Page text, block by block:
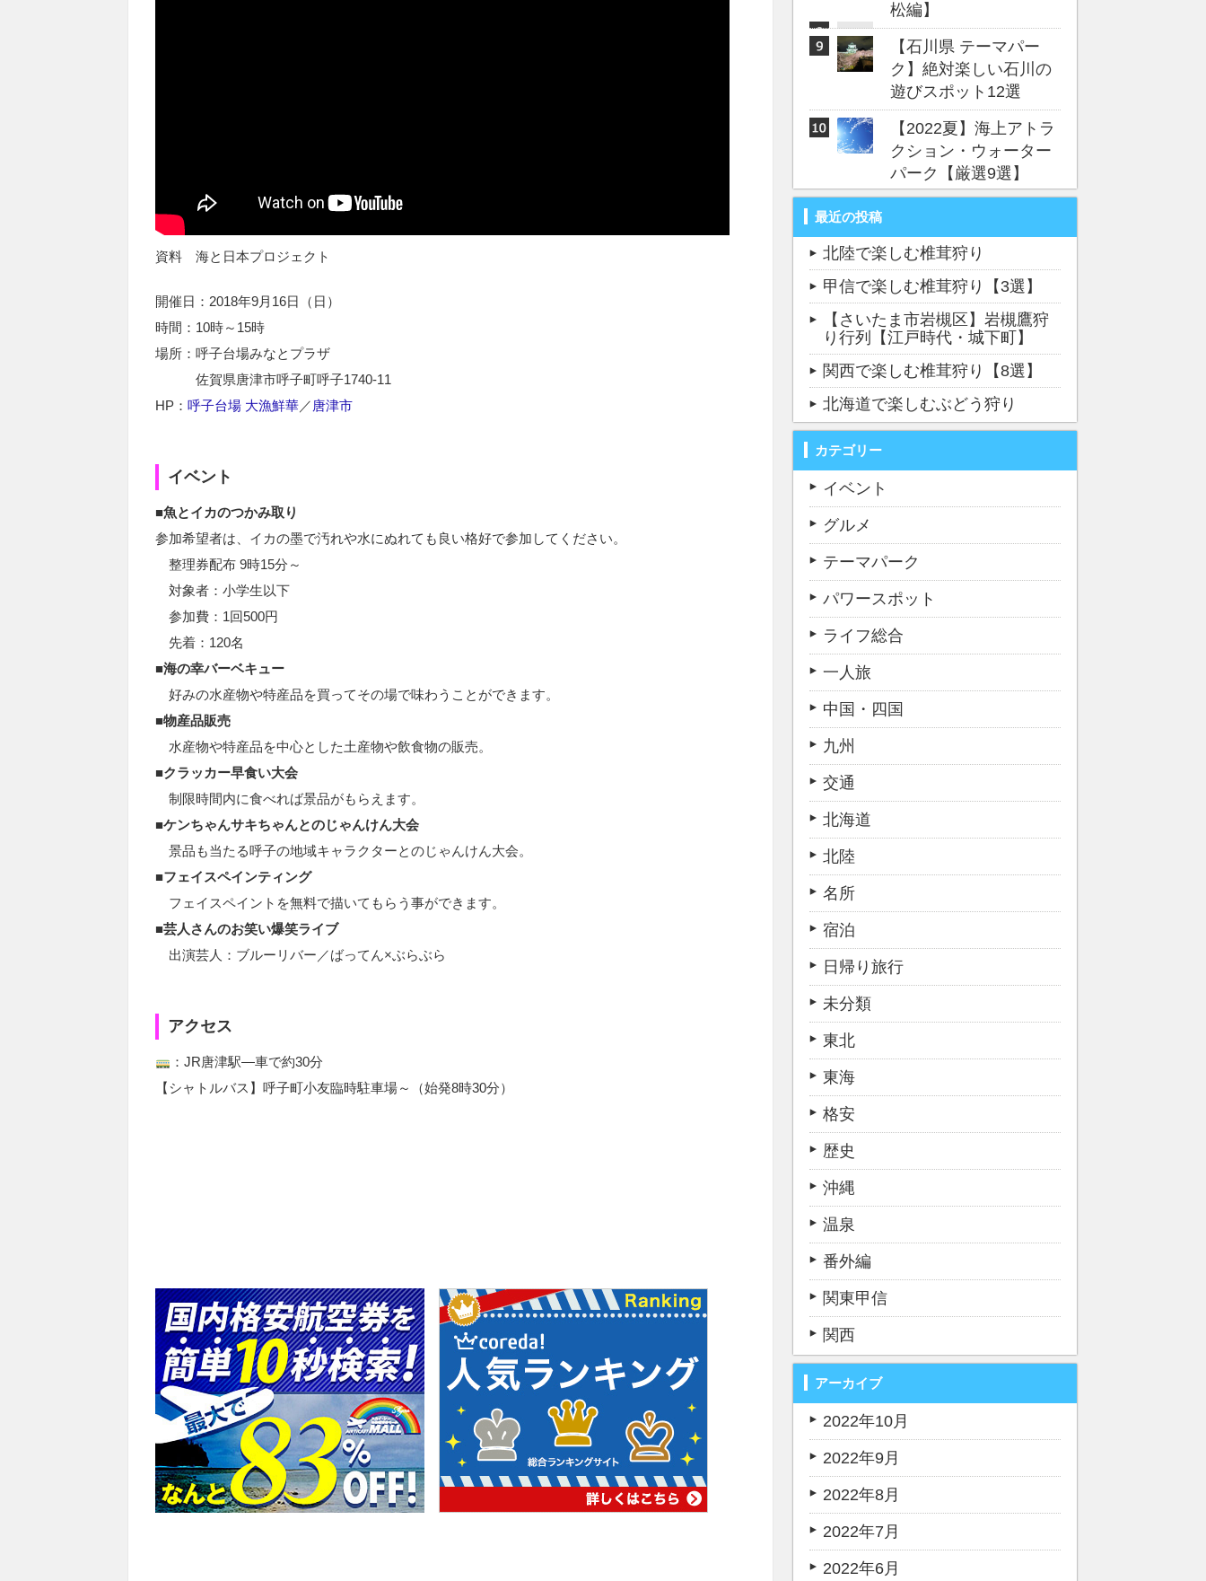
資料 海と日本プロジェクト
開催日：2018年9月16日（日）
時間：10時～15時
場所：呼子台場みなとプラザ
佐賀県唐津市呼子町呼子1740-11
HP： 呼子台場 大漁鮮華／ 唐津市
イベント
■魚とイカのつかみ取り
参加希望者は、イカの墨で汚れや水にぬれても良い格好で参加してください。
整理券配布 9時15分～
対象者：小学生以下
参加費：1回500円
先着：120名
■海の幸バーベキュー
好みの水産物や特産品を買ってその場で味わうことができます。
■物産品販売
水産物や特産品を中心とした土産物や飲食物の販売。
■クラッカー早食い大会
制限時間内に食べれば景品がもらえます。
■ケンちゃんサキちゃんとのじゃんけん大会
景品も当たる呼子の地域キャラクターとのじゃんけん大会。
■フェイスペインティング
フェイスペイントを無料で描いてもらう事ができます。
■芸人さんのお笑い爆笑ライブ
出演芸人：ブルーリバー／ばってん×ぶらぶら
アクセス
：JR唐津駅―車で約30分
【シャトルバス】呼子町小友臨時駐車場～（始発8時30分）
松編】
【石川県 テーマパー
ク】絶対楽しい石川の
遊びスポット12選
【2022夏】海上アトラ
クション・ウォーター
パーク【厳選9選】
最近の投稿
北陸で楽しむ椎茸狩り
甲信で楽しむ椎茸狩り【3選】
【さいたま市岩槻区】岩槻鷹狩
り行列【江戸時代・城下町】
関西で楽しむ椎茸狩り【8選】
北海道で楽しむぶどう狩り
カテゴリー
イベント
グルメ
テーマパーク
パワースポット
ライフ総合
一人旅
中国・四国
九州
交通
北海道
北陸
名所
宿泊
日帰り旅行
未分類
東北
東海
格安
歴史
沖縄
温泉
番外編
関東甲信
関西
アーカイブ
2022年10月
2022年9月
2022年8月
2022年7月
2022年6月